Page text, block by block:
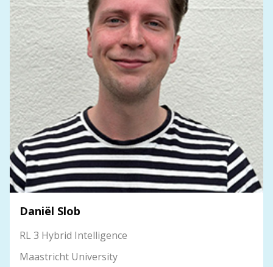
Daniël Slob
RL 3 Hybrid Intelligence
Maastricht University